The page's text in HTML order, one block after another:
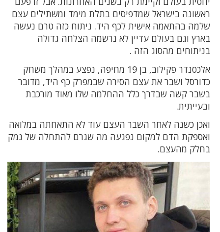
ראשונה בישראל שמדפיסים בתלת מימד ומשתילים עצם
שלמה בהתאמה אישית לכף היד. ניתוח כזה טרם נעשה
בארץ וגם בעולם עדיין לא נרשמה הצלחה גדולה
בניתוחים מהסוג הזה .
אלכסנדר פקילוב, בן 19 מחיפה, נפצע במהלך משחק
כדורסל ושבר את עצם הסירה שבמפרק כף היד, מדובר
בשבר קשה שבדרך כלל ההחלמה שלו מאוד מורכבת
ובעייתית.
ואכן כשנה לאחר השבר העצם עוד לא התאחתה במלואה
ואספקת הדם למקום נפגעה מה שגרם להתחלה של נמק
בחלק מהעצם.